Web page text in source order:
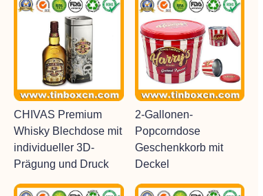
CHIVAS Premium
Whisky Blechdose mit
individueller 3D-
Prägung und Druck
2-Gallonen-
Popcorndose
Geschenkkorb mit
Deckel